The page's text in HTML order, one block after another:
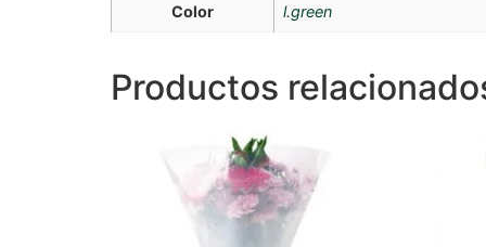
Color l.green
Productos